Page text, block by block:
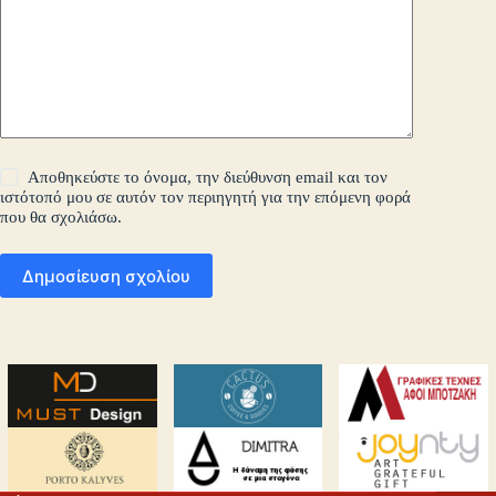
Αποθηκεύστε το όνομα, την διεύθυνση email και τον
ιστότοπό μου σε αυτόν τον περιηγητή για την επόμενη φορά
που θα σχολιάσω.
Δημοσίευση σχολίου